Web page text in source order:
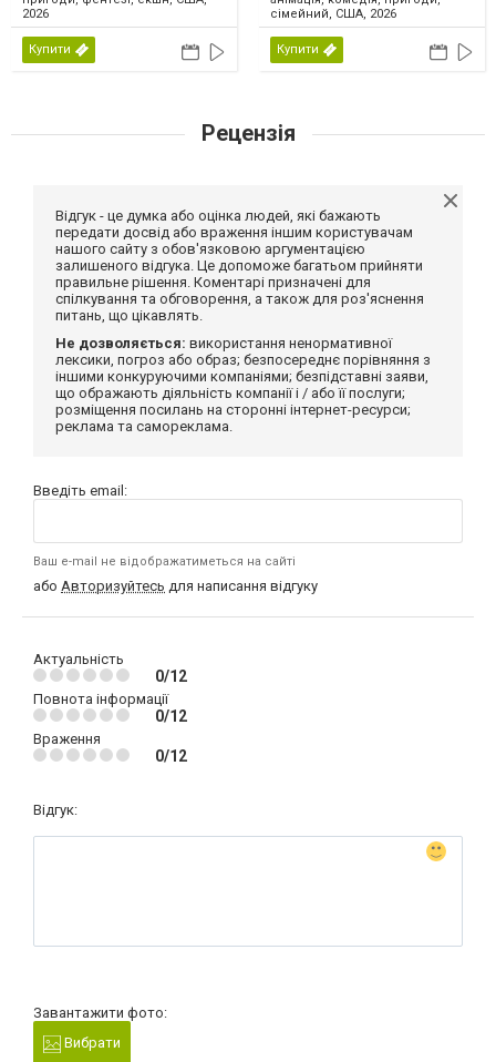
2026
Купити
сімейний, США, 2026
Купити
Рецензія
Відгук - це думка або оцінка людей, які бажають
передати досвід або враження іншим користувачам
нашого сайту з обов'язковою аргументацією
залишеного відгука. Це допоможе багатьом прийняти
правильне рішення. Коментарі призначені для
спілкування та обговорення, а також для роз'яснення
питань, що цікавлять.
Не дозволяється: використання ненормативної
лексики, погроз або образ; безпосереднє порівняння з
іншими конкуруючими компаніями; безпідставні заяви,
що ображають діяльність компанії і / або її послуги;
розміщення посилань на сторонні інтернет-ресурси;
реклама та самореклама.
Введіть email:
Ваш e-mail не відображатиметься на сайті
або Авторизуйтесь для написання відгуку
Актуальність
0/12
Повнота інформації
0/12
Враження
0/12
Відгук:
Завантажити фото:
Вибрати